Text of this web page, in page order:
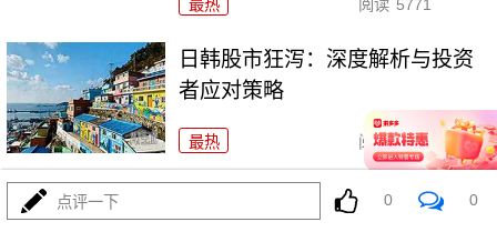
最热 阅读 5771
日韩股市狂泻：深度解析与投资
者应对策略
最热 阅读 5312
韩股熔断警示：投资者应果断抛售的三类高危资产
点评一下 0 0